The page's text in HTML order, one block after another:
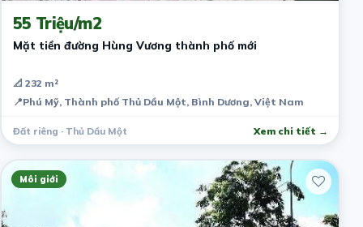
55 Triệu/m2
Mặt tiền đường Hùng Vương thành phố mới
📐 232 m²
📍Phú Mỹ, Thành phố Thủ Dầu Một, Bình Dương, Việt Nam
Đất riêng · Thủ Dầu Một Xem chi tiết →
Môi giới